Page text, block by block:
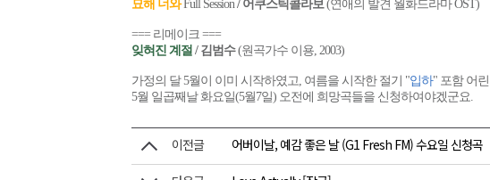
묘해 너와Full Session/ 어쿠스틱콜라보(연애의 발견 월화드라마 OST)
=== 리메이크 ===
잊혀진 계절 / 김범수(원곡가수 이용, 2003)
가정의 달 5월이 이미 시작하였고, 여름을 시작한 절기 "입하" 포함 어
5월 일곱째날 화요일(5월7일) 오전에 희망곡들을 신청하여야겠군요.
이전글 어버이날, 예감 좋은 날 (G1 Fresh FM) 수요일 신청곡